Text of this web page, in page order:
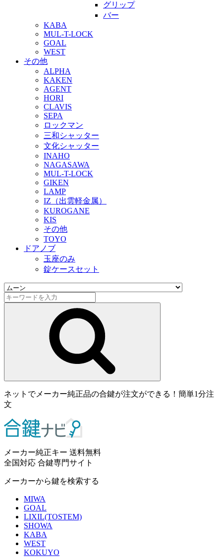
グリップ
バー
KABA
MUL-T-LOCK
GOAL
WEST
その他
ALPHA
KAKEN
AGENT
HORI
CLAVIS
SEPA
ロックマン
三和シャッター
文化シャッター
INAHO
NAGASAWA
MUL-T-LOCK
GIKEN
LAMP
IZ（出雲軽金属）
KUROGANE
KIS
その他
TOYO
ドアノブ
玉座のみ
錠ケースセット
ネットでメーカー純正品の合鍵が注文ができる！簡単1分注
文
メーカー純正キー 送料無料
全国対応 合鍵専門サイト
メーカーから鍵を検索する
MIWA
GOAL
LIXIL(TOSTEM)
SHOWA
KABA
WEST
KOKUYO